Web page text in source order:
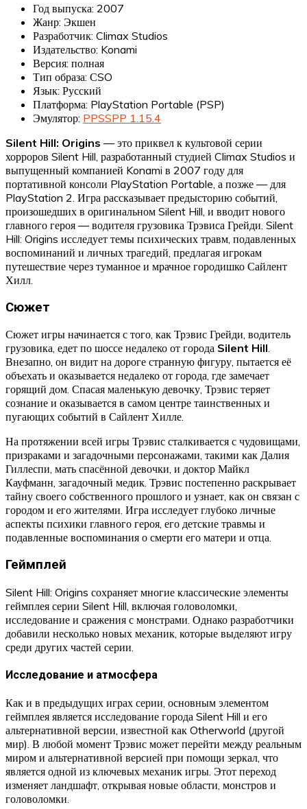
Год выпуска: 2007
Жанр: Экшен
Разработчик: Climax Studios
Издательство: Konami
Версия: полная
Тип образа: СSO
Язык: Русский
Платформа: PlayStation Portable (PSP)
Эмулятор: PPSSPP 1.15.4
Silent Hill: Origins — это приквел к культовой серии
хорроров Silent Hill, разработанный студией Climax Studios и
выпущенный компанией Konami в 2007 году для
портативной консоли PlayStation Portable, а позже — для
PlayStation 2. Игра рассказывает предысторию событий,
произошедших в оригинальном Silent Hill, и вводит нового
главного героя — водителя грузовика Трэвиса Грейди. Silent
Hill: Origins исследует темы психических травм, подавленных
воспоминаний и личных трагедий, предлагая игрокам
путешествие через туманное и мрачное городишко Сайлент
Хилл.
Сюжет
Сюжет игры начинается с того, как Трэвис Грейди, водитель
грузовика, едет по шоссе недалеко от города Silent Hill.
Внезапно, он видит на дороге странную фигуру, пытается её
объехать и оказывается недалеко от города, где замечает
горящий дом. Спасая маленькую девочку, Трэвис теряет
сознание и оказывается в самом центре таинственных и
пугающих событий в Сайлент Хилле.
На протяжении всей игры Трэвис сталкивается с чудовищами,
призраками и загадочными персонажами, такими как Далия
Гиллеспи, мать спасённой девочки, и доктор Майкл
Кауфманн, загадочный медик. Трэвис постепенно раскрывает
тайну своего собственного прошлого и узнает, как он связан с
городом и его жителями. Игра исследует глубоко личные
аспекты психики главного героя, его детские травмы и
подавленные воспоминания о смерти его матери и отца.
Геймплей
Silent Hill: Origins сохраняет многие классические элементы
геймплея серии Silent Hill, включая головоломки,
исследование и сражения с монстрами. Однако разработчики
добавили несколько новых механик, которые выделяют игру
среди других частей серии.
Исследование и атмосфера
Как и в предыдущих играх серии, основным элементом
геймплея является исследование города Silent Hill и его
альтернативной версии, известной как Otherworld (другой
мир). В любой момент Трэвис может перейти между реальным
миром и альтернативной версией при помощи зеркал, что
является одной из ключевых механик игры. Этот переход
изменяет ландшафт, открывая новые области, монстров и
головоломки.